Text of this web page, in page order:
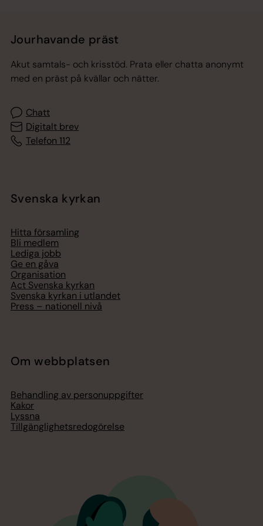
Jourhavande präst
Akut samtals- och krisstöd. Prata eller chatta anonymt
med en präst på kvällar och nätter.
Chatt
Digitalt brev
Telefon 112
Svenska kyrkan
Hitta församling
Bli medlem
Lediga jobb
Ge en gåva
Organisation
Act Svenska kyrkan
Svenska kyrkan i utlandet
Press – nationell nivå
Om webbplatsen
Behandling av personuppgifter
Kakor
Lyssna
Tillgänglighetsredogörelse